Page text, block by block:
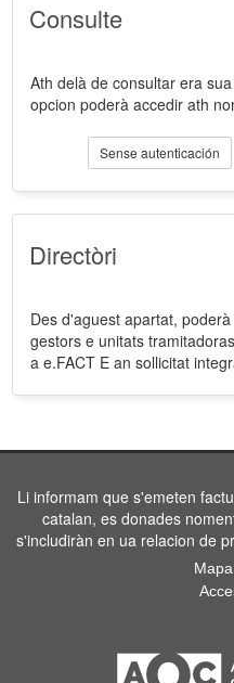
Consulte
Ath delà de consultar era
opcion poderà accedir ath
Sense autenticación
Directòri
Des d'aguest apartat,
gestors e unitats
a e.FACT E an sollicitat
Li informam que s'emeten
catalan, es donades
s'includiràn en ua relacion de